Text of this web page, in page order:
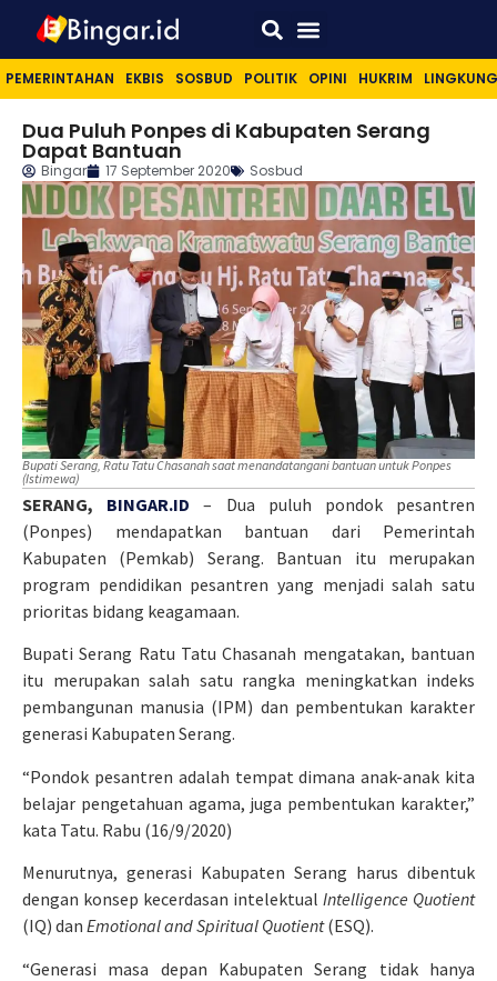
PEMERINTAHAN EKBIS SOSBUD POLITIK OPINI HUKRIM
Dua Puluh Ponpes di Kabupaten Serang
Dapat Bantuan
Bingar 17 September 2020 Sosbud
Bupati Serang, Ratu Tatu Chasanah saat menandatangani bantuan untuk Ponpes
(Istimewa)
SERANG, BINGAR.ID
– Dua puluh pondok pesantren
(Ponpes) mendapatkan bantuan dari Pemerintah
Kabupaten (Pemkab) Serang. Bantuan itu merupakan
program pendidikan pesantren yang menjadi salah satu
prioritas bidang keagamaan.
Bupati Serang Ratu Tatu Chasanah mengatakan, bantuan
itu merupakan salah satu rangka meningkatkan indeks
pembangunan manusia (IPM) dan pembentukan karakter
generasi Kabupaten Serang.
“Pondok pesantren adalah tempat dimana anak-anak kita
belajar pengetahuan agama, juga pembentukan karakter,”
kata Tatu. Rabu (16/9/2020)
Menurutnya, generasi Kabupaten Serang harus dibentuk
dengan konsep kecerdasan intelektual Intelligence Quotient
(IQ) dan Emotional and Spiritual Quotient(ESQ).
“Generasi masa depan Kabupaten Serang tidak hanya